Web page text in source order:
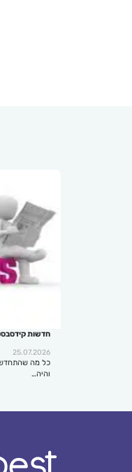
חדשות קידסבסט –
25.07.2026
כל מה
והיה…